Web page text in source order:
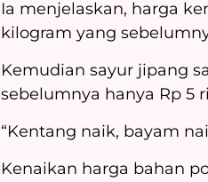
Ia menjelaskan, harga
kilogram yang
Kemudian sayur jipang
sebelumnya hanya Rp 5
“Kentang naik, bayam
Kenaikan harga bahan